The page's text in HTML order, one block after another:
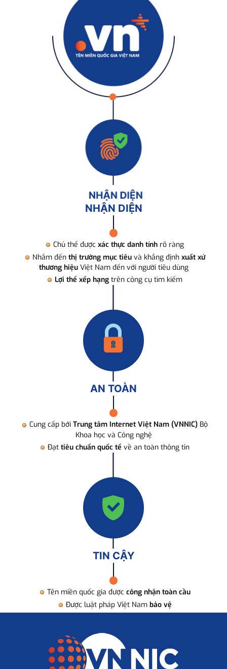
NHẬN DIỆN
Chủ thể được xác thực danh tính rõ ràng
Nhắm đến thị trường mục tiêuvà khẳng định xuất xứ
thương hiệuViệt Nam đến với người tiêu dùng
Lợi thế xếp hạng trên công cụ tìm kiếm
AN TOÀN
Cung cấp bởi Trung tâm Internet Việt Nam (VNNIC) Bộ
Khoa học và Công nghệ
Đạt tiêu chuẩn quốc tế về an toàn thông tin
TIN CẬY
Tên miền quốc gia được công nhận toàn cầu
Được luật pháp Việt Nam bảo vệ